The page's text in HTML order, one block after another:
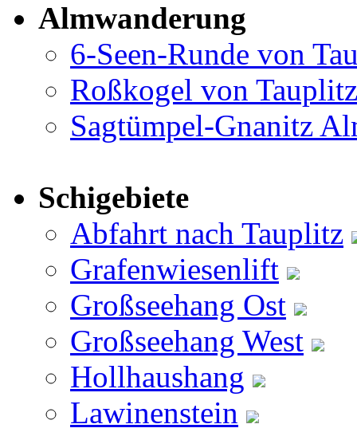
Almwanderung
6-Seen-Runde von
Roßkogel von Tauplitz
Sagtümpel-Gnanitz
Schigebiete
Abfahrt nach Tauplitz
Grafenwiesenlift
Großseehang Ost
Großseehang West
Hollhaushang
Lawinenstein